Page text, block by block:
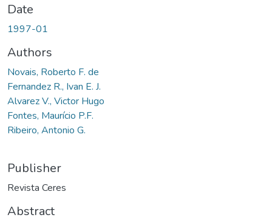
Date
1997-01
Authors
Novais, Roberto F. de
Fernandez R., Ivan E. J.
Alvarez V., Victor Hugo
Fontes, Maurício P.F.
Ribeiro, Antonio G.
Publisher
Revista Ceres
Abstract